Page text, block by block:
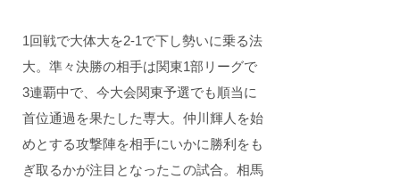
1回戦で大体大を2-1で下し勢いに乗る法
大。準々決勝の相手は関東1部リーグで
3連覇中で、今大会関東予選でも順当に
首位通過を果たした専大。仲川輝人を始
めとする攻撃陣を相手にいかに勝利をも
ぎ取るかが注目となったこの試合。相馬